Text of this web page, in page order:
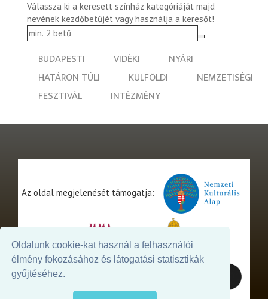
Oldalunk cookie-kat használ a felhasználói
élmény fokozásához és látogatási statisztikák
gyűjtéséhez.
Válassza ki a keresett színház kategóriáját majd
nevének kezdőbetűjét vagy használja a keresőt!
BUDAPESTI VIDÉKI
NYÁRI
HATÁRON TÚLI
KÜLFÖLDI
NEMZETISÉGI
FESZTIVÁL
INTÉZMÉNY
Az oldal megjelenését támogatja: